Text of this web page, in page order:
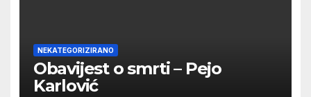
NEKATEGORIZIRANO
Obavijest o smrti – Pejo
Karlović